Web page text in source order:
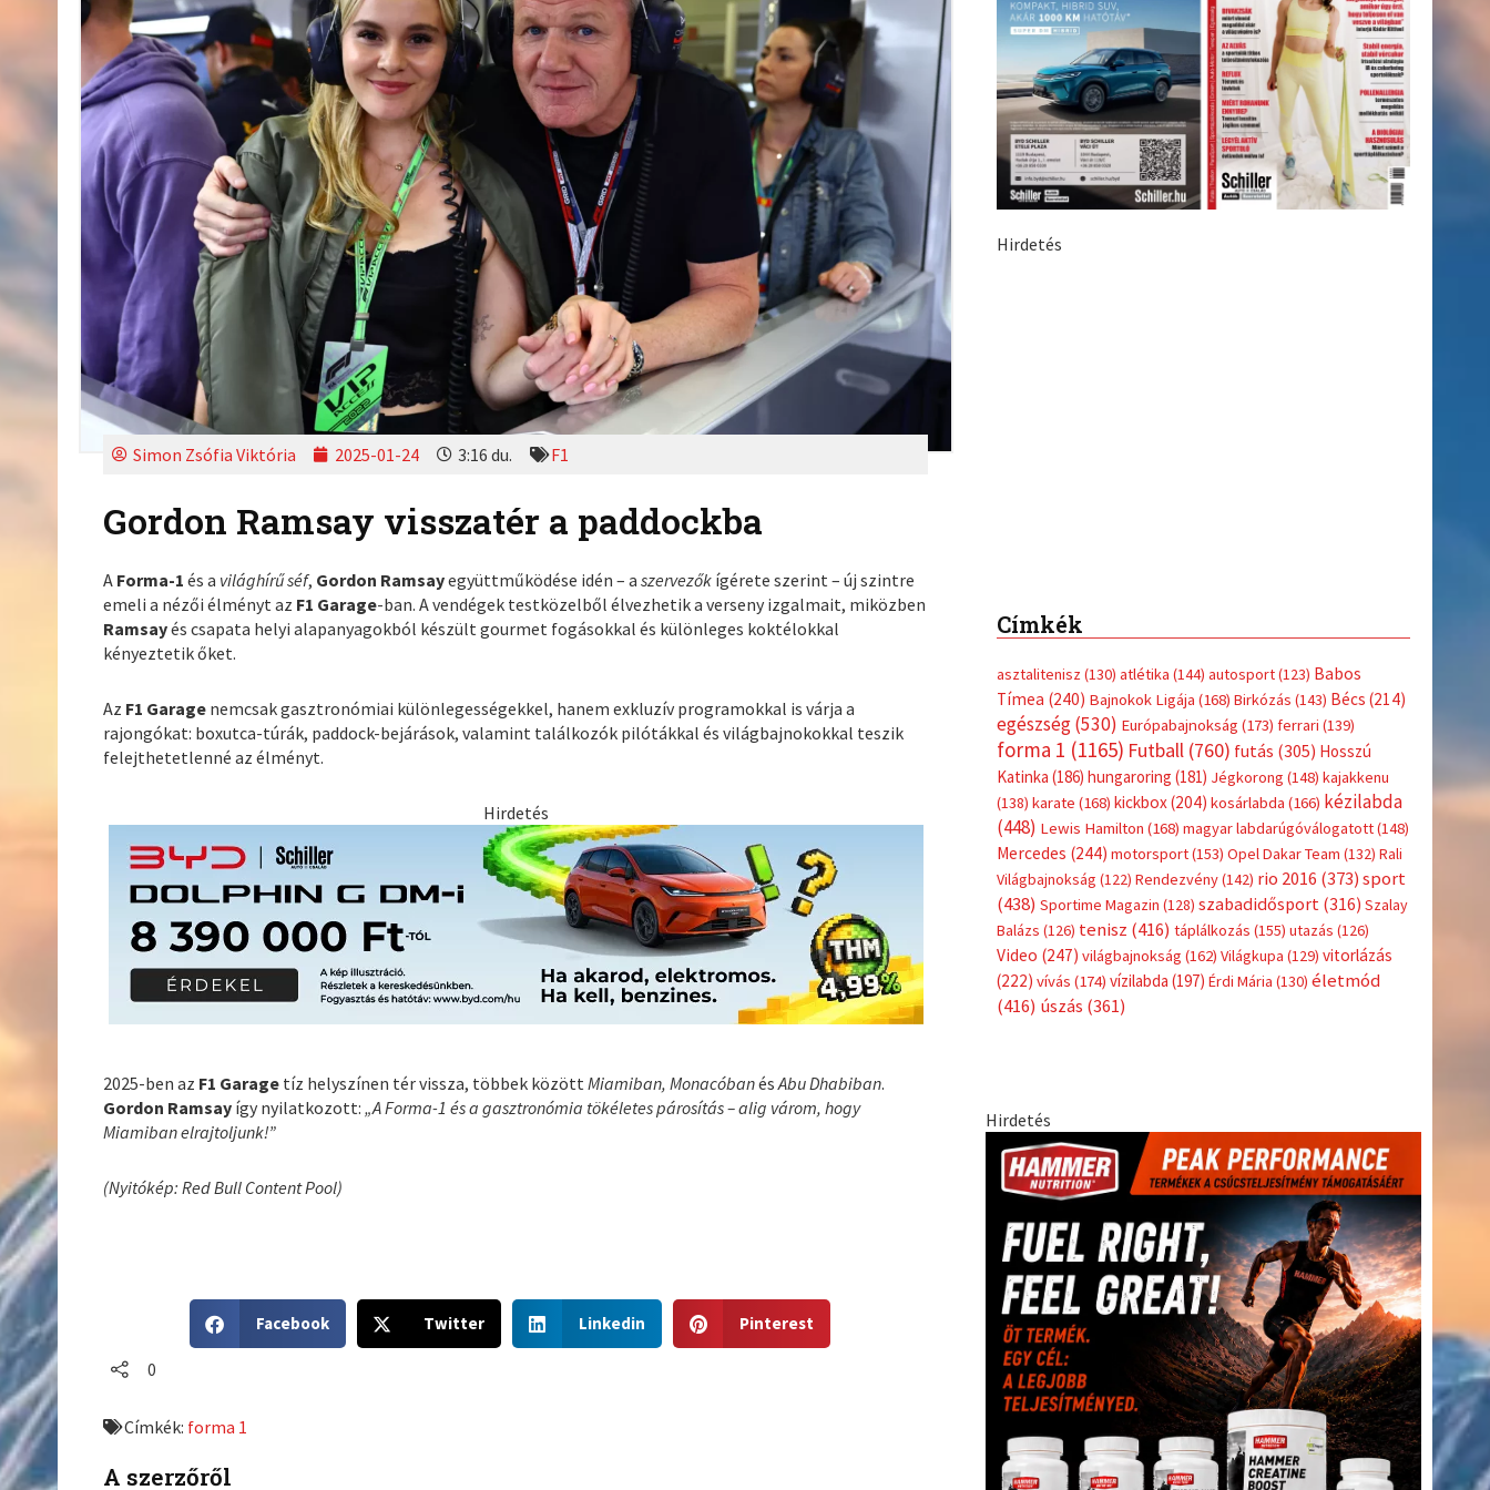
Simon Zsófia Viktória 2025-01-24 3:16 du. F1
Gordon Ramsay visszatér a paddockba
A Forma-1 és a világhírű séf, Gordon Ramsayegyüttműködése idén – aszervezők ígérete szerint – új szintre
emeli a nézői élményt az F1 Garage-ban. A vendégek testközelből élvezhetik a verseny izgalmait, miközben
Ramsayés csapata helyi alapanyagokból készült gourmet fogásokkal és különleges koktélokkal
kényeztetik őket.
Az F1 Garage nemcsak gasztronómiai különlegességekkel, hanem exkluzív programokkal is várja a
rajongókat: boxutca-túrák, paddock-bejárások, valamint találkozók pilótákkal és világbajnokokkal teszik
felejthetetlenné az élményt.
Hirdetés
2025-ben az F1 Garage tíz helyszínen tér vissza, többek közöttMiamiban, MonacóbanésAbu Dhabiban.
Gordon Ramsay így nyilatkozott:„A Forma-1 és a gasztronómia tökéletes párosítás – alig várom, hogy
Miamiban elrajtoljunk!”
(Nyitókép: Red Bull Content Pool)
h
o
f
Facebook
h
Twitter
h
Linkedin
h
Pinterest
0
Címkék: forma 1
A szerzőről
Hirdetés
Címkék
asztalitenisz (130) atlétika (144) autosport(123) Babos
Tímea (240) Bajnokok Ligája (168) Birkózás (143) Bécs (214)
egészség(530) Európabajnokság (173) ferrari (139)
forma 1 (1165) Futball(760) futás (305) Hosszú
Katinka (186) hungaroring (181) Jégkorong (148) kajakkenu
(138) karate (168) kickbox(204) kosárlabda (166) kézilabda
(448) Lewis Hamilton (168) magyar labdarúgóválogatott(148)
Mercedes (244) motorsport(153) Opel Dakar Team (132) Rali
Világbajnokság (122) Rendezvény(142) rio 2016 (373) sport
(438) Sportime Magazin (128) szabadidősport (316) Szalay
Balázs (126) tenisz (416) táplálkozás (155) utazás (126)
Video (247) világbajnokság (162) Világkupa (129) vitorlázás
(222) vívás (174) vízilabda (197) Érdi Mária (130) életmód
(416) úszás (361)
Hirdetés